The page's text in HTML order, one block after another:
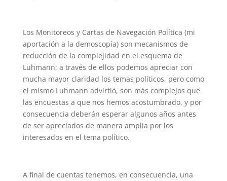
Los Monitoreos y Cartas de Navegación Política (mi
aportación a la demoscopía) son mecanismos de
reducción de la complejidad en el esquema de
Luhmann; a través de ellos podemos apreciar con
mucha mayor claridad los temas políticos, pero como
el mismo Luhmann advirtió, son más complejos que
las encuestas a que nos hemos acostumbrado, y por
consecuencia deberán esperar algunos años antes
de ser apreciados de manera amplia por los
interesados en el tema político.
A final de cuentas tenemos, en consecuencia, una